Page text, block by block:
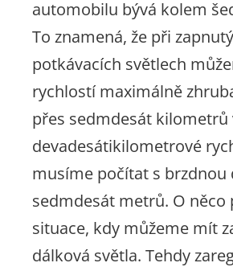
automobilu bývá kolem
To znamená, že při
potkávacích světlech
rychlostí maximálně
přes sedmdesát kilometrů
devadesátikilometrové
musíme počítat s brzdnou
sedmdesát metrů. O něco
situace, kdy můžeme mít
dálková světla. Tehdy